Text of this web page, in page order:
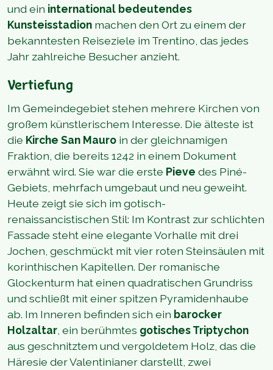
und ein international bedeutendes
Kunsteisstadion machen den Ort zu einem der
bekanntesten Reiseziele im Trentino, das jedes
Jahr zahlreiche Besucher anzieht.
Vertiefung
Im Gemeindegebiet stehen mehrere Kirchen von
großem künstlerischem Interesse. Die älteste ist
die Kirche San Mauro in der gleichnamigen
Fraktion, die bereits 1242 in einem Dokument
erwähnt wird. Sie war die erste Pieve des Piné-
Gebiets, mehrfach umgebaut und neu geweiht.
Heute zeigt sie sich im gotisch-
renaissancistischen Stil: Im Kontrast zur schlichten
Fassade steht eine elegante Vorhalle mit drei
Jochen, geschmückt mit vier roten Steinsäulen mit
korinthischen Kapitellen. Der romanische
Glockenturm hat einen quadratischen Grundriss
und schließt mit einer spitzen Pyramidenhaube
ab. Im Inneren befinden sich ein barocker
Holzaltar , ein berühmtes gotisches Triptychon
aus geschnitztem und vergoldetem Holz, das die
Häresie der Valentinianer darstellt, zwei